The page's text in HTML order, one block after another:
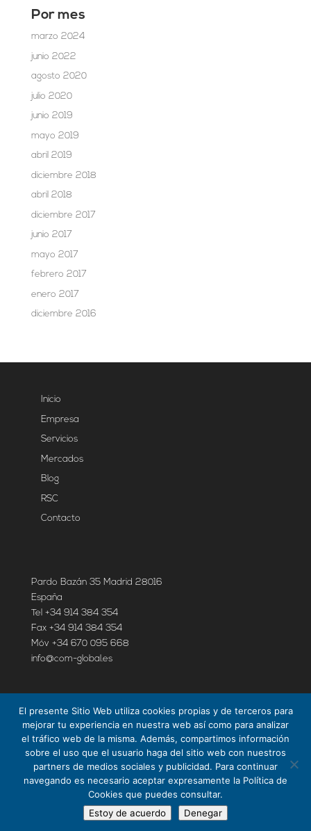
Por mes
marzo 2024
junio 2022
agosto 2020
julio 2020
junio 2019
mayo 2019
abril 2019
diciembre 2018
abril 2018
diciembre 2017
junio 2017
mayo 2017
febrero 2017
enero 2017
diciembre 2016
Inicio
Empresa
Servicios
Mercados
Blog
RSC
Contacto
Pardo Bazán 35 Madrid 28016
España
Tel +34 914 384 354
Fax +34 914 384 354
Móv +34 670 095 668
info@com-global.es
Política de cookies
Política de privacidad
Aviso Legal
El presente Sitio Web utiliza cookies propias y de terceros para
mejorar tu experiencia en nuestra web así como para analizar
el tráfico web de la misma. Además, compartimos información
sobre el uso que el usuario haga del sitio web con nuestros
partners de medios sociales y publicidad. Para continuar
navegando es necesario aceptar expresamente la Política de
Cookies que puedes consultar.
Estoy de acuerdo
Denegar